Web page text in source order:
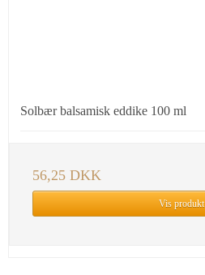
Solbær balsamisk eddike 100 ml
56,25 DKK
Vis produkt